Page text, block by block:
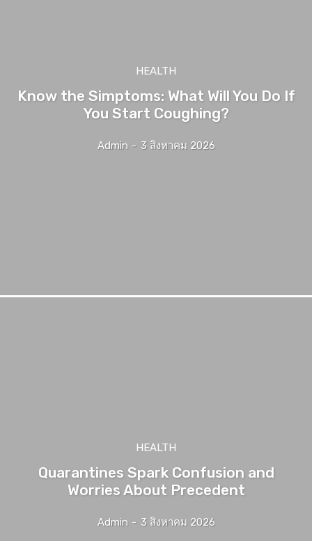
HEALTH
Know the Simptoms: What Will You Do If
You Start Coughing?
Admin - 3 สิงหาคม 2026
HEALTH
Quarantines Spark Confusion and
Worries About Precedent
Admin - 3 สิงหาคม 2026